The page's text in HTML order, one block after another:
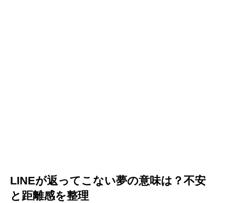
LINEが返ってこない夢の意味は？不安
と距離感を整理